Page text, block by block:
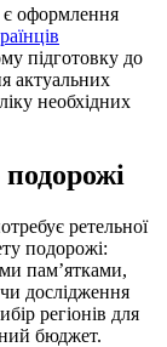
є оформлення
підготовку до
актуальних
необхідних
ретельної
подорожі:
пам’ятками,
дослідження
регіонів для
бюджет.